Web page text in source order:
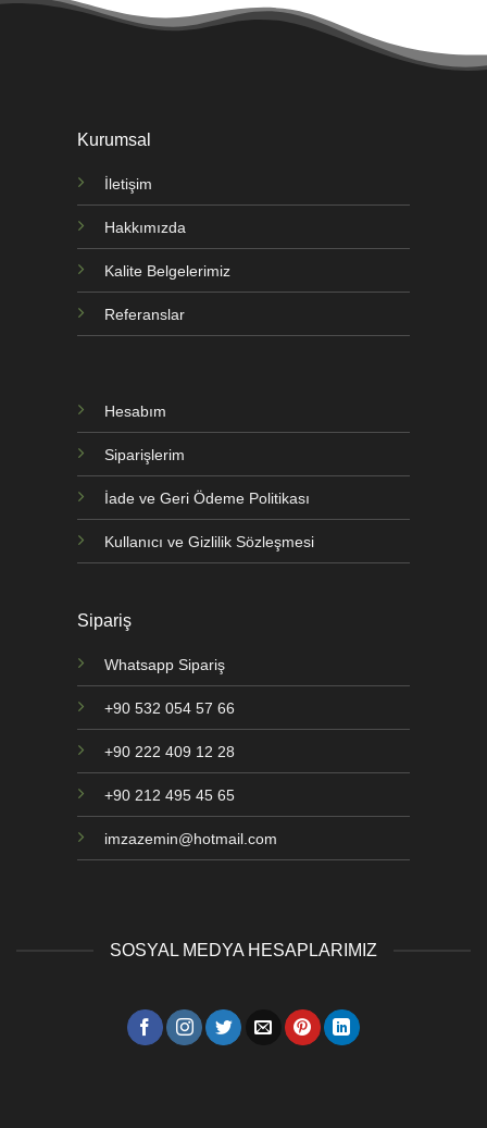
Kurumsal
İletişim
Hakkımızda
Kalite Belgelerimiz
Referanslar
Hesabım
Siparişlerim
İade ve Geri Ödeme Politikası
Kullanıcı ve Gizlilik Sözleşmesi
Sipariş
Whatsapp Sipariş
+90 532 054 57 66
+90 222 409 12 28
+90 212 495 45 65
imzazemin@hotmail.com
SOSYAL MEDYA HESAPLARIMIZ